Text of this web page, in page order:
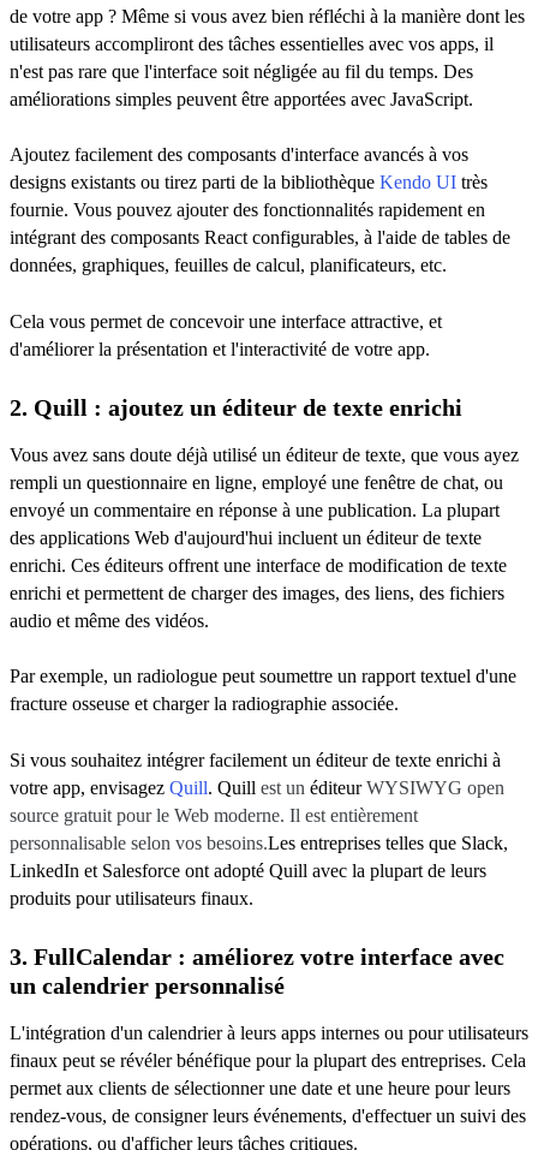
de votre app ? Même si vous avez bien réfléchi à la manière dont les
utilisateurs accompliront des tâches essentielles avec vos apps, il
n'est pas rare que l'interface soit négligée au fil du temps. Des
améliorations simples peuvent être apportées avec JavaScript.
Ajoutez facilement des composants d'interface avancés à vos
designs existants ou tirez parti de la bibliothèque Kendo UI très
fournie. Vous pouvez ajouter des fonctionnalités rapidement en
intégrant des composants React configurables, à l'aide de tables de
données, graphiques, feuilles de calcul, planificateurs, etc.
Cela vous permet de concevoir une interface attractive, et
d'améliorer la présentation et l'interactivité de votre app.
2. Quill : ajoutez un éditeur de texte enrichi
Vous avez sans doute déjà utilisé un éditeur de texte, que vous ayez
rempli un questionnaire en ligne, employé une fenêtre de chat, ou
envoyé un commentaire en réponse à une publication. La plupart
des applications Web d'aujourd'hui incluent un éditeur de texte
enrichi. Ces éditeurs offrent une interface de modification de texte
enrichi et permettent de charger des images, des liens, des fichiers
audio et même des vidéos.
Par exemple, un radiologue peut soumettre un rapport textuel d'une
fracture osseuse et charger la radiographie associée.
Si vous souhaitez intégrer facilement un éditeur de texte enrichi à
votre app, envisagez Quill. Quill est un éditeurWYSIWYG open
source gratuit pour le Web moderne. Il est entièrement
personnalisable selon vos besoins.Les entreprises telles que Slack,
LinkedIn et Salesforce ont adopté Quill avec la plupart de leurs
produits pour utilisateurs finaux.
3. FullCalendar : améliorez votre interface avec
un calendrier personnalisé
L'intégration d'un calendrier à leurs apps internes ou pour utilisateurs
finaux peut se révéler bénéfique pour la plupart des entreprises. Cela
permet aux clients de sélectionner une date et une heure pour leurs
rendez-vous, de consigner leurs événements, d'effectuer un suivi des
opérations, ou d'afficher leurs tâches critiques.